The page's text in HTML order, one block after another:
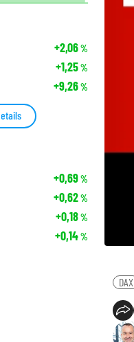
DAX
+2,06%
+1,25%
+9,26%
+0,69%
+0,62%
+0,18%
+0,14%